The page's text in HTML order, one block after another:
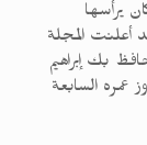
يرأسها
شادي ، في عام 1933م ، فقد أعلنت المجلة
بك إبراهيم
عمره السابعة